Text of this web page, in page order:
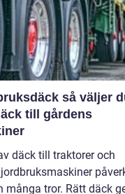
så väljer du
till gårdens
däck till traktorer och
många tror. Rätt däck